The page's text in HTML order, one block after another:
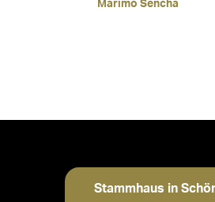
Marimo Sencha
Stammhaus in